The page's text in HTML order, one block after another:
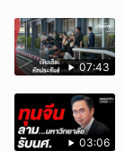
07:43
03:06